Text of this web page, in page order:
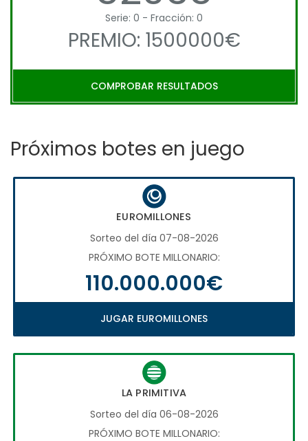
Serie: 0 - Fracción: 0
PREMIO: 1500000€
COMPROBAR RESULTADOS
Próximos botes en juego
EUROMILLONES
Sorteo del día 07-08-2026
PRÓXIMO BOTE MILLONARIO:
110.000.000€
JUGAR EUROMILLONES
LA PRIMITIVA
Sorteo del día 06-08-2026
PRÓXIMO BOTE MILLONARIO: